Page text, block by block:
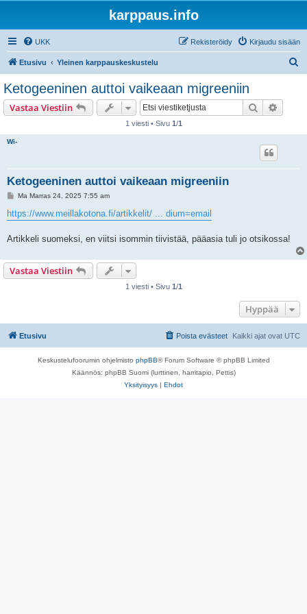
karppaus.info
UKK Kirjaudu sisään
Rekisteröidy
Etusivu Yleinen karppauskeskustelu
Ketogeeninen auttoi vaikeaan migreeniin
Vastaa Viestiin Etsi
1 viesti • Sivu 1/1
Wi-
Ketogeeninen auttoi vaikeaan migreeniin
V
e
s
i
Ma Marras 24, 2025 7:55 am
https://www.meillakotona.fi/artikkelit/ ... dium=email
Artikkeli suomeksi, en viitsi isommin tiivistää, pääasia tuli jo otsikossa!
Vastaa Viestiin
1 viesti • Sivu 1/1
Hyppää
Etusivu Kaikki ajat ovat UTC
Poista evästeet
Keskustelufoorumin ohjelmisto phpBB® Forum Software © phpBB Limited
Käännös: phpBB Suomi (lurttinen, harritapio, Pettis)
Yksityisyys | Ehdot